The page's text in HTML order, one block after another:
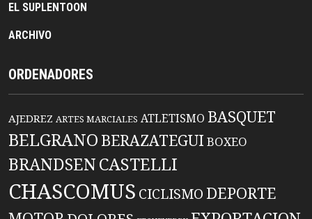
EL SUPLENTOON
ARCHIVO
ORDENADORES
AJEDREZ ARTES MARCIALES ATLETISMO BASQUET
BELGRANO BERAZATEGUIBOXEO
BRANDSENCASTELLI
CHASCOMUS CICLISMO DEPORTE